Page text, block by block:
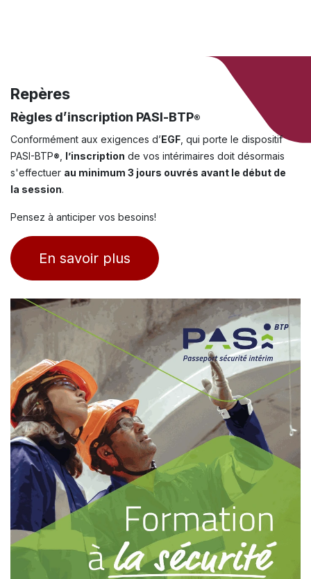
Repères
Règles d’inscription PASI-BTP®
Conformément aux exigences d’EGF , qui porte le dispositif
PASI-BTP® l’inscription de vos intérimaires doit désormais
s'effectuer au minimum 3 jours ouvrés avant le début de
la session.
Pensez à anticiper vos besoins!
En savoir plus